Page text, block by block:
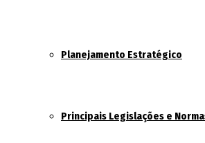
Planejamento Estratégico
Principais Legislações e